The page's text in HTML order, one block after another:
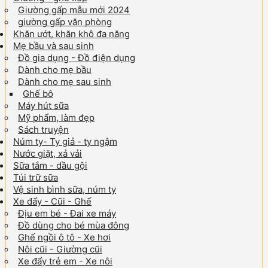
Giường gấp mẫu mới 2024
giường gấp văn phòng
Khăn ướt, khăn khô đa năng
Mẹ bầu và sau sinh
Đồ gia dụng - Đồ điện dụng
Dành cho mẹ bầu
Dành cho mẹ sau sinh
Ghế bô
Máy hút sữa
Mỹ phẩm, làm đẹp
Sách truyện
Núm ty- Ty giả - ty ngậm
Nước giặt, xả vải
Sữa tắm - dầu gội
Túi trữ sữa
Vệ sinh bình sữa, núm ty
Xe đẩy - Cũi - Ghế
Địu em bé - Đai xe máy
Đồ dùng cho bé mùa đông
Ghế ngồi ô tô - Xe hơi
Nôi cũi - Giường cũi
Xe đẩy trẻ em - Xe nôi